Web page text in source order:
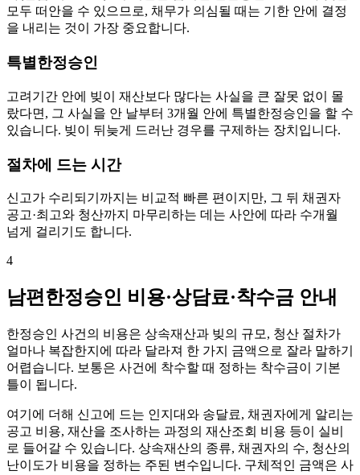
모두 떠안을 수 있으므로, 채무가 의심될 때는 기한 안에 결정
을 내리는 것이 가장 중요합니다.
특별한정승인
고려기간 안에 빚이 재산보다 많다는 사실을 큰 잘못 없이 몰
랐다면, 그 사실을 안 날부터 3개월 안에 특별한정승인을 할 수
있습니다. 빚이 뒤늦게 드러난 경우를 구제하는 장치입니다.
절차에 드는 시간
신고가 수리되기까지는 비교적 빠른 편이지만, 그 뒤 채권자
공고·최고와 청산까지 마무리하는 데는 사안에 따라 수개월
넘게 걸리기도 합니다.
4
남편한정승인 비용·상담료·착수금 안내
한정승인 사건의 비용은 상속재산과 빚의 규모, 청산 절차가
얼마나 복잡한지에 따라 달라져 한 가지 금액으로 잘라 말하기
어렵습니다. 보통은 사건에 착수할 때 정하는 착수금이 기본
틀이 됩니다.
여기에 더해 신고에 드는 인지대와 송달료, 채권자에게 알리는
공고 비용, 재산을 조사하는 과정의 재산조회 비용 등이 실비
로 들어갈 수 있습니다. 상속재산의 종류, 채권자의 수, 청산의
난이도가 비용을 정하는 주된 변수입니다. 구체적인 금액은 사